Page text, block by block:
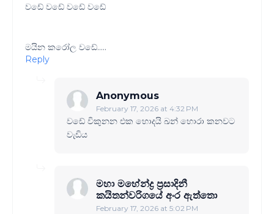
වඩේ වඩේ වඩේ වඩේ
මයින කරෝල වඩේ.....
Reply
Anonymous
February 17, 2026 at 4:32 PM
වඩේ විකුනන එක හොදයි ඛන් හොරා කනවට
වැඩිය
මහා මහේන්ද්‍ර ප්‍රසාදිනී
කයිතන්වරිගයේ අංර ඇත්තො
February 17, 2026 at 5:02 PM